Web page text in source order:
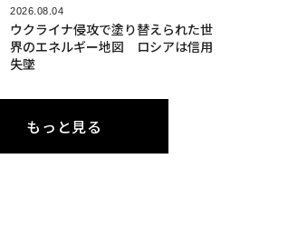
2026.08.04
ウクライナ侵攻で塗り替えられた世
界のエネルギー地図 ロシアは信用
失墜
もっと見る